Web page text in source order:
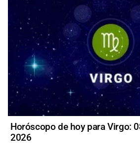
Horóscopo de hoy para Virgo:
2026